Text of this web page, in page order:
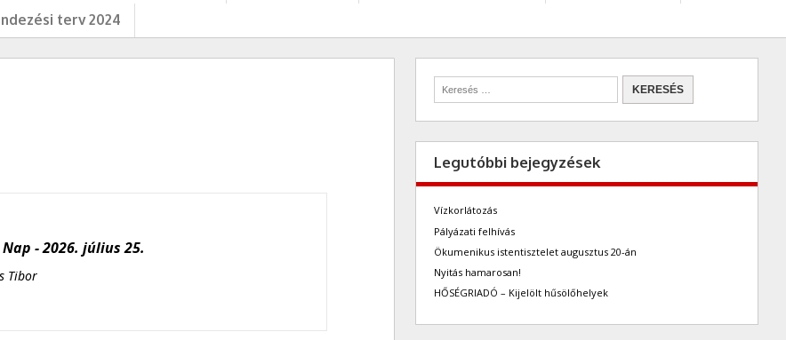
terv 2024
- 2026. július 25.
Tibor
Legutóbbi bejegyzések
Vízkorlátozás
Pályázati felhívás
Ökumenikus istentisztelet augusztus 20-án
Nyitás hamarosan!
HŐSÉGRIADÓ – Kijelölt hűsölőhelyek